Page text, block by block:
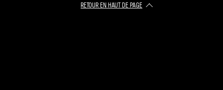
RETOUR EN HAUT DE PAGE​